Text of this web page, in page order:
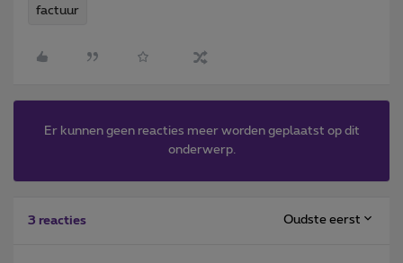
factuur
Er kunnen geen reacties meer worden geplaatst op dit
onderwerp.
3 reacties Oudste eerst